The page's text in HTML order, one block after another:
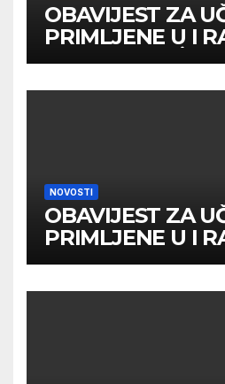
OBAVIJEST ZA
PRIMLJENE U I
DRUGOM
NOVOSTI
OBAVIJEST ZA
PRIMLJENE U I